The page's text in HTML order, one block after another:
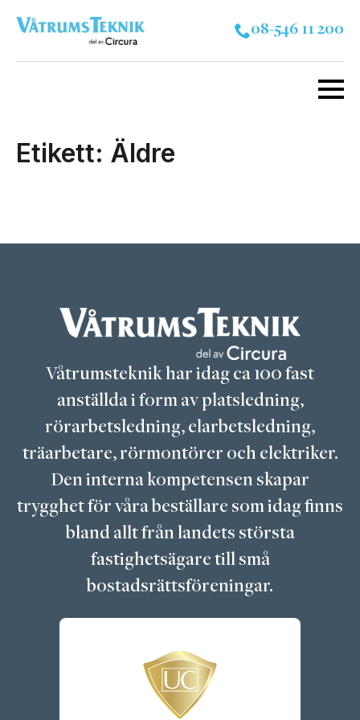
08-546 11 200
Etikett: Äldre
Våtrumsteknik har idag ca 100 fast
anställda i form av platsledning,
rörarbetsledning, elarbetsledning,
träarbetare, rörmontörer och elektriker.
Den interna kompetensen skapar
trygghet för våra beställare som idag finns
bland allt från landets största
fastighetsägare till små
bostadsrättsföreningar.